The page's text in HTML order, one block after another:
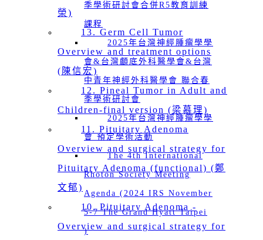
季學術研討會合併R5教育訓練
課程
2025年台灣神經腫瘤學學
會&台灣顱底外科醫學會&台灣
中青年神經外科醫學會 聯合春
季學術研討會
2025年台灣神經腫瘤學學
會 預定學術活動
The 4th International
Rhoton Society Meeting
Agenda (2024 IRS November
5-7 The Grand Hyatt Taipei
)
榮)
13. Germ Cell Tumor
Overview and treatment options
(陳信宏)
12. Pineal Tumor in Adult and
Children-final version (梁慕理)
11. Pituitary Adenoma
Overview and surgical strategy for
Pituitary Adenoma (functional) (鄭
文郁)
10. Pituitary Adenoma -
Overview and surgical strategy for